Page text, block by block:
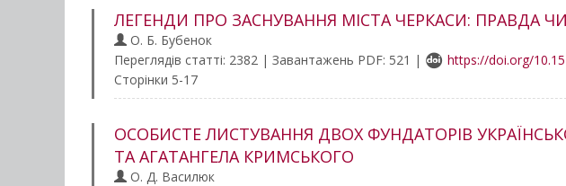
ЛЕГЕНДИ ПРО ЗАСНУВАННЯ МІСТА ЧЕРКАСИ: ПРАВДА
О. Б. Бубенок
Переглядів статті: 2382 | Завантажень PDF: 521 |
https://doi.org/
Сторінки 5-17
ОСОБИСТЕ ЛИСТУВАННЯ ДВОХ ФУНДАТОРІВ
ТА АГАТАНГЕЛА КРИМСЬКОГО
О. Д. Василюк